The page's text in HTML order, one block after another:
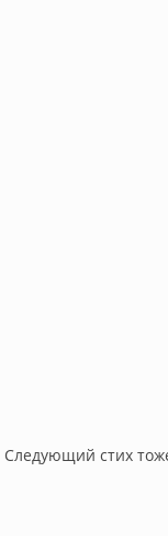
Следующий стих